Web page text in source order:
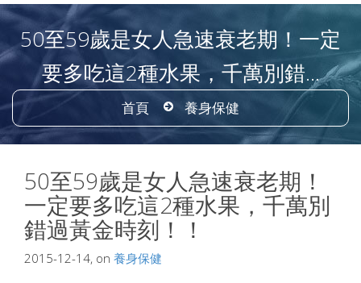
50至59歲是女人急速衰老期！一定
要多吃這2種水果，千萬別錯...
首頁 養身保健
50至59歲是女人急速衰老期！
一定要多吃這2種水果，千萬別
錯過黃金時刻！！
2015-12-14, on 養身保健